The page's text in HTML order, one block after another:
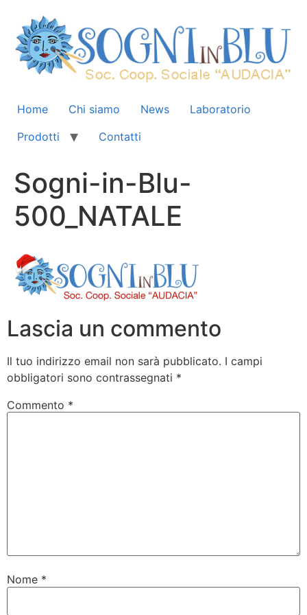
Home Chi siamo News
Laboratorio
Prodotti
Contatti
Sogni-in-Blu-
500_NATALE
Lascia un commento
Il tuo indirizzo email non sarà pubblicato. I campi
obbligatori sono contrassegnati *
Commento *
Nome *